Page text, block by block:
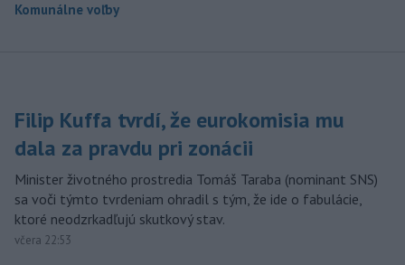
Komunálne voľby
Filip Kuffa tvrdí, že eurokomisia mu
dala za pravdu pri zonácii
Minister životného prostredia Tomáš Taraba (nominant SNS)
sa voči týmto tvrdeniam ohradil s tým, že ide o fabulácie,
ktoré neodzrkadľujú skutkový stav.
včera 22:53